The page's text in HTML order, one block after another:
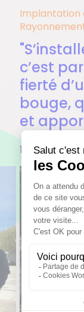
Implantation
c’est
fierté
bouge,
et
16.06.2026